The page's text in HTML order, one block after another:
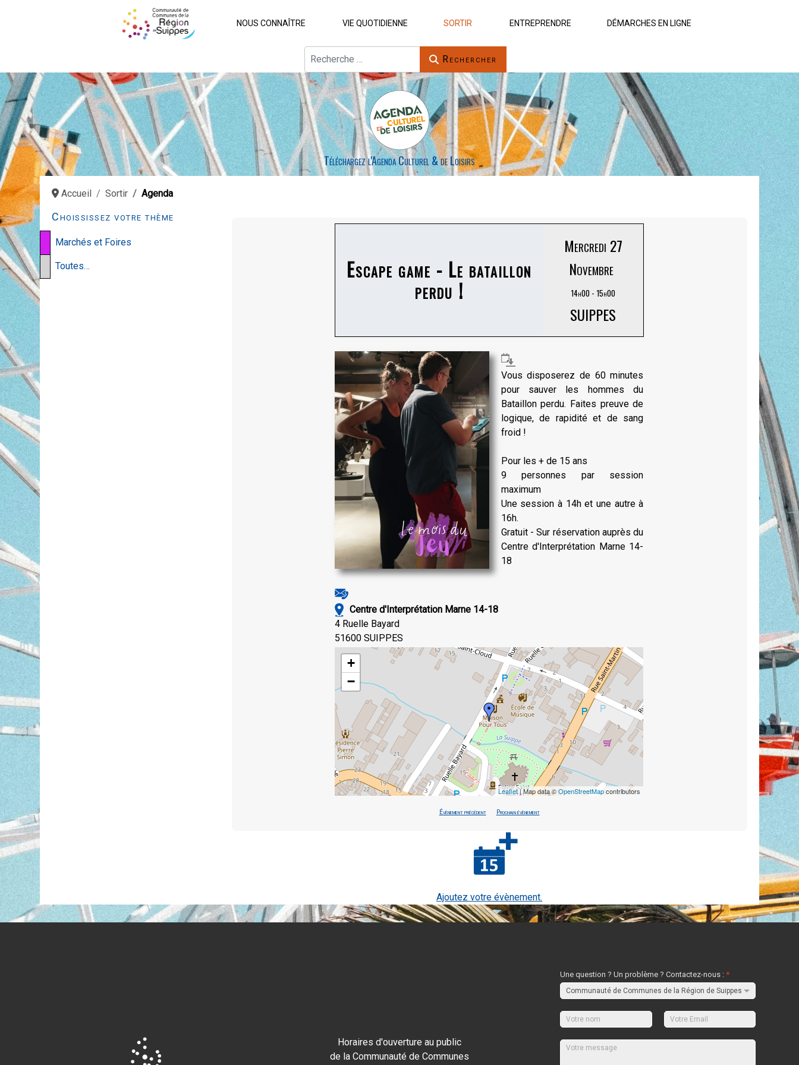
NOUS CONNAÎTRE VIE QUOTIDIENNE SORTIR ENTREPRENDRE DÉMARCHES EN LIGNE
Rechercher
Téléchargez l'Agenda Culturel & de Loisirs
Accueil Sortir Agenda
Choississez votre thème
Marchés et Foires
Toutes… Escape game - Le bataillon
perdu !
Mercredi 27
Novembre
14h00 - 15h00
SUIPPES
Vous disposerez de 60 minutes
pour sauver les hommes du
Bataillon perdu. Faites preuve de
logique, de rapidité et de sang
froid !
Pour les + de 15 ans
9 personnes par session
maximum
Une session à 14h et une autre à
16h.
Gratuit - Sur réservation auprès du
Centre d'Interprétation Marne 14-
18
Centre d'Interprétation Marne 14-18
4 Ruelle Bayard
51600 SUIPPES
+
−
Leaflet| Map data ©OpenStreetMapcontributors
Évènement précédent Prochain évènement
Ajoutez votre évènement.
Horaires d'ouverture au public
de la Communauté de Communes
Une question ? Un problème ? Contactez-nous :*